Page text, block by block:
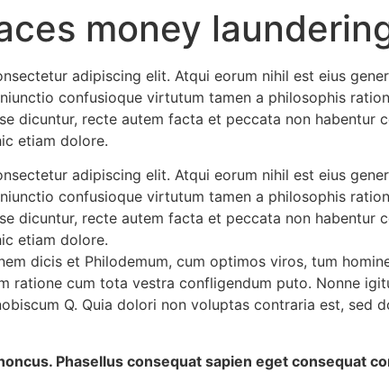
money
adipiscing elit. Atqui eorum nihil est eius
confusioque virtutum tamen a philosophis
dicuntur, recte autem facta et peccata non habentur
etiam dolore.
adipiscing elit. Atqui eorum nihil est eius
confusioque virtutum tamen a philosophis
dicuntur, recte autem facta et peccata non habentur
etiam dolore.
dicis et Philodemum, cum optimos viros, tum
ratione cum tota vestra confligendum puto. Nonne
Q. Quia dolori non voluptas contraria est,
Phasellus consequat sapien eget consequat